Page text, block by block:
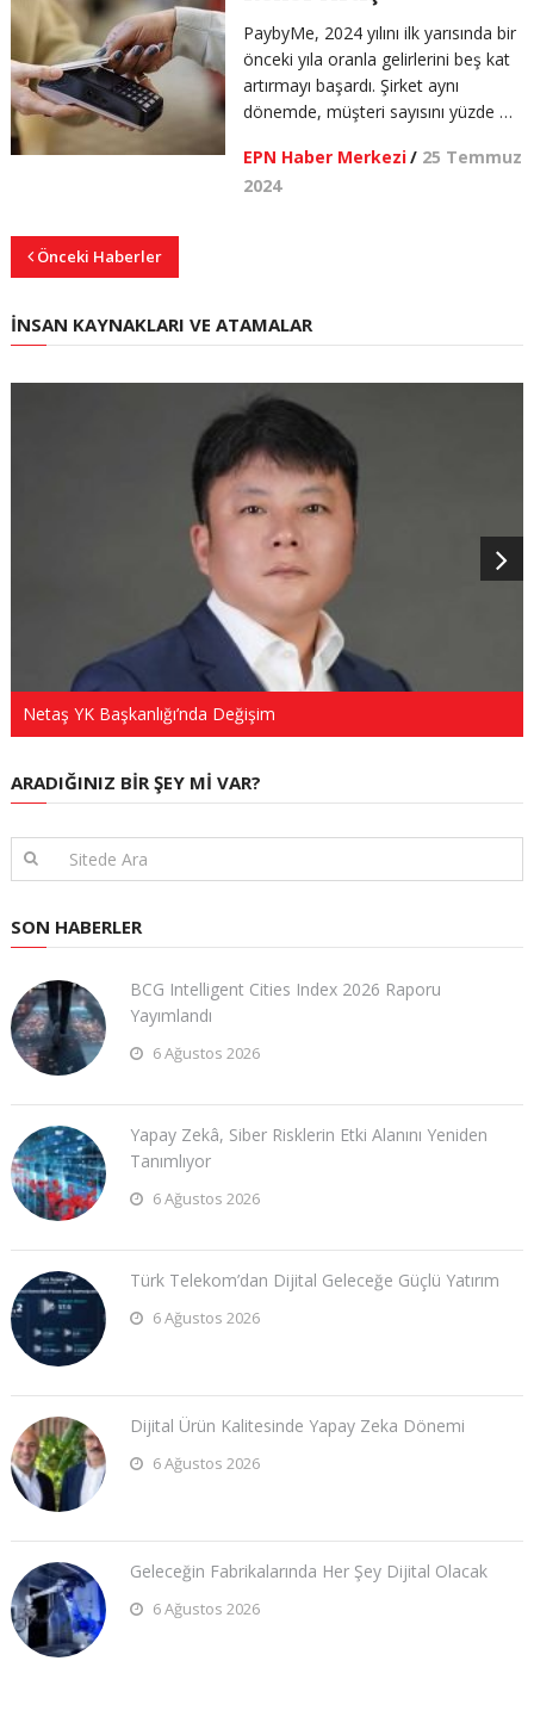
PaybyMe, 2024 yılını ilk yarısında bir
önceki yıla oranla gelirlerini beş kat
artırmayı başardı. Şirket aynı
dönemde, müşteri sayısını yüzde …
EPN Haber Merkezi/ 25 Temmuz
2024
Önceki Haberler
İNSAN KAYNAKLARI VE ATAMALAR
Netaş YK Başkanlığı’nda Değişim
ARADIĞINIZ BIR ŞEY MI VAR?
SON HABERLER
BCG Intelligent Cities Index 2026 Raporu
Yayımlandı
6 Ağustos 2026
Yapay Zekâ, Siber Risklerin Etki Alanını Yeniden
Tanımlıyor
6 Ağustos 2026
Türk Telekom’dan Dijital Geleceğe Güçlü Yatırım
6 Ağustos 2026
Dijital Ürün Kalitesinde Yapay Zeka Dönemi
6 Ağustos 2026
Geleceğin Fabrikalarında Her Şey Dijital Olacak
6 Ağustos 2026